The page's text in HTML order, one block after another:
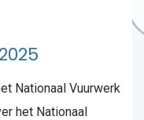
Nationaal Vuurwerk
het Nationaal